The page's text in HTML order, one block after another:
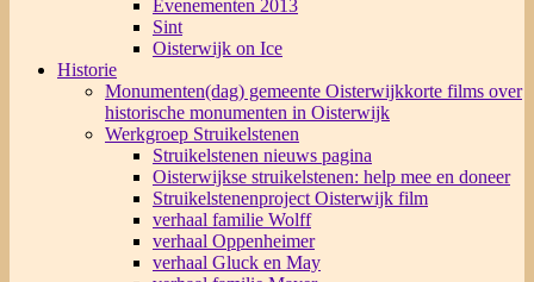
Evenementen 2013
Sint
Oisterwijk on Ice
Historie
Monumenten(dag) gemeente Oisterwijkkorte films over
historische monumenten in Oisterwijk
Werkgroep Struikelstenen
Struikelstenen nieuws pagina
Oisterwijkse struikelstenen: help mee en doneer
Struikelstenenproject Oisterwijk film
verhaal familie Wolff
verhaal Oppenheimer
verhaal Gluck en May